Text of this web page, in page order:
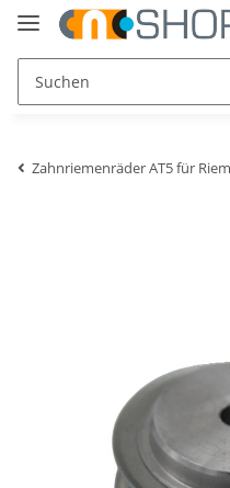
Zahnriemenräder AT5 für